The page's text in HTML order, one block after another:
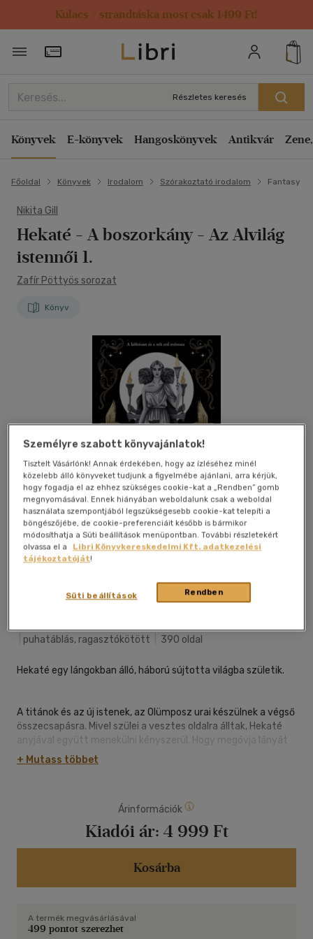
Kulacs / strandtáska most csak 1499 Ft!
Törzsvásárlói Kártya adatai
Részletes keresés
Könyvek E-könyvek Hangoskönyvek Antikvár
Főoldal Könyvek Irodalom Szórakoztató irodalom Fantasy
Nikita Gill
Hekaté - A boszorkány - Az Alvilág
istennői 1.
Zafír Pöttyös sorozat
Könyv
puhatáblás, ragasztókötött 390 oldal
Hekaté egy lángokban álló, háború sújtotta világba születik.
A titánok és az új istenek, az Olümposz urai készülnek a végső
összecsapásra. Mivel szülei a vesztes oldalra álltak, Hekaté
anyjával együtt menekülni kényszerül. Hogy megóvja lányát
az őket üldöző Zeusztól és Poszeidóntól, Asztéria leszáll vele
az Alvilágba, ahol Sztüx istennő és Hadész király gondjaira
Hekaté árván, magányosan, az Alvilág csodái és borzalmai
között cseperedik fel, miközben kétségbeesetten kutatja
isteni célját és helyét a holtak világában.
is rettegnek tőle. Amikor azonban egy újabb háború előszele
azzal fenyeget, hogy mindent elsöpör az Olümposz
+ Mutass többet
Árinformációk
Kiadói ár: 4 999 Ft
Kosárba
A termék megvásárlásával
499 pontot szerezhet
Személyre szabott könyvajánlatok!
Tisztelt Vásárlónk! Annak érdekében, hogy az ízléséhez minél
közelebb álló könyveket tudjunk a figyelmébe ajánlani, arra kérjük,
hogy fogadja el az ehhez szükséges cookie-kat a „Rendben” gomb
megnyomásával. Ennek hiányában weboldalunk csak a weboldal
használata szempontjából legszükségesebb cookie-kat telepíti a
böngészőjébe, de cookie-preferenciáit később is bármikor
módosíthatja a Süti beállítások menüpontban. További részletekért
olvassa el a
Libri Könyvkereskedelmi Kft. adatkezelési
tájékoztatóját!
Rendben
Süti beállítások